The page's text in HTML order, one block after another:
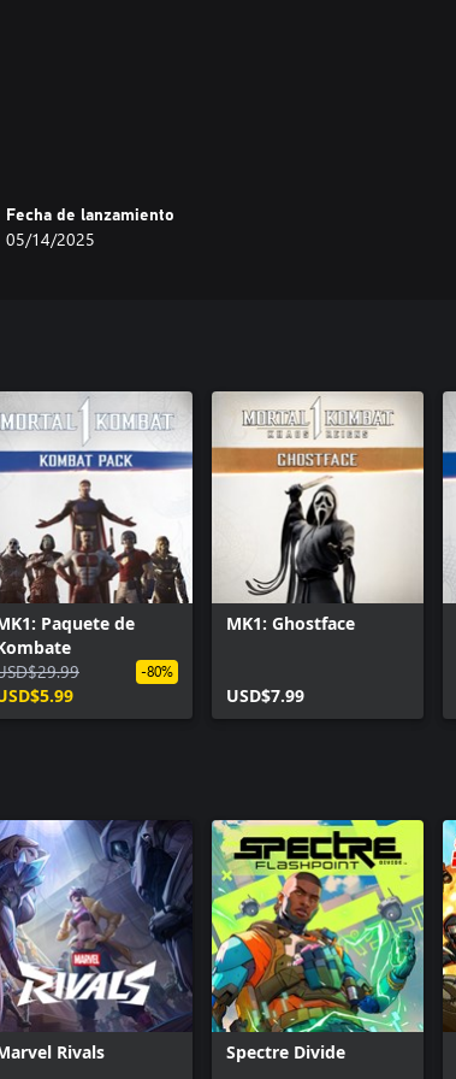
Kitana, Scorpion y Sub-Zero
MK3, Mileena
Fecha de lanzamiento
05/14/2025
Paquete de
-80%
MK1: Ghostface
USD$7.99
Rivals Spectre Divide